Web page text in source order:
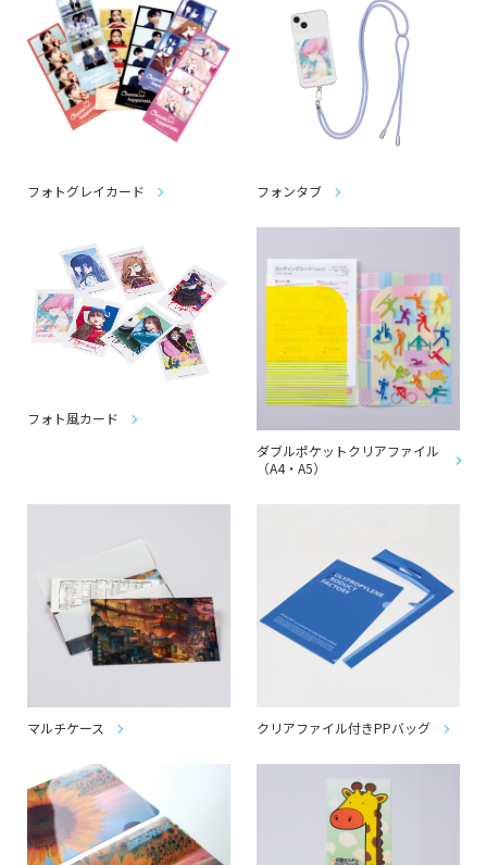
フォトグレイカード フォンタブ
フォト風カード
ダブルポケットクリアファイル
（A4・A5）
マルチケース クリアファイル付きPPバッグ